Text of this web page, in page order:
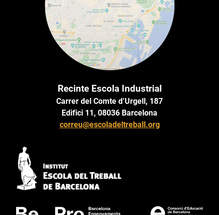
Recinte Escola Industrial
Carrer del Comte d’Urgell, 187
Edifici 11, 08036 Barcelona
correu@escoladeltreball.org